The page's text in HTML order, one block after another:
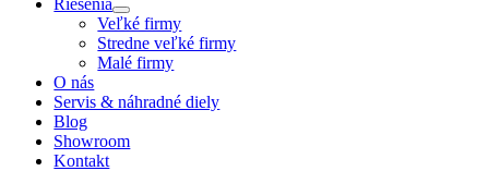
Riešenia
Veľké firmy
Stredne veľké firmy
Malé firmy
O nás
Servis & náhradné diely
Blog
Showroom
Kontakt